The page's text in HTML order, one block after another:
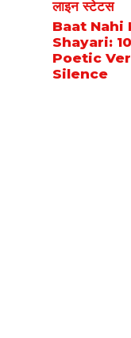
लाइन स्टेटस
Baat Nahi
Shayari:
Poetic
Silence